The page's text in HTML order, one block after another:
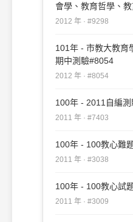
會學、教育哲學、
2012 年 · #9298
101年 - 市教大教育
期中測驗#8054
2012 年 · #8054
100年 - 2011自編
2011 年 · #7403
100年 - 100教心難
2011 年 · #3038
100年 - 100教心試
2011 年 · #3009